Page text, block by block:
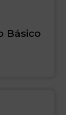
Básico